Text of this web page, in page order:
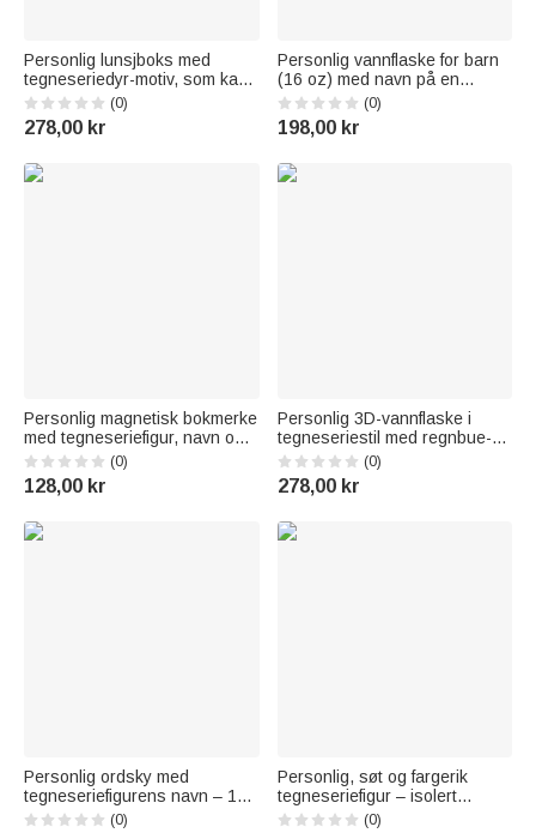
Personlig lunsjboks med
tegneseriedyr-motiv, som kan
varmes i mikrobølgeovn, med
navn og bilde av bestikk –
egnet til piknik og friluftsliv – en
elever
(0)
278,00 kr
Personlig vannflaske for barn
(16 oz) med navn på en
tegneseriefigur av en
dinosaur, med silikonstrå og
håndtak – en perfekt gave til
gutter og jenter
(0)
198,00 kr
Personlig magnetisk bokmerke
med tegneseriefigur, navn og
initialer – en perfekt bursdags-
eller høytidsgave til bokormer
og leseglade
(0)
128,00 kr
Personlig 3D-vannflaske i
tegneseriestil med regnbue-
motiv, 12 oz, med navn – en
perfekt gave til skolestart eller
bursdag for gutter
(0)
278,00 kr
Personlig ordsky med
tegneseriefigurens navn – 16
oz vannflaske for barn med
(0)
Personlig, søt og fargerik
tegneseriefigur – isolert
vannflaske på 12 oz med
(0)